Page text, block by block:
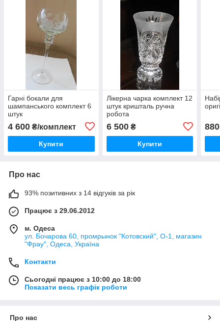
Гарні бокали для
шампанського комплект 6
штук
4 600 ₴/комплект
Купити
Лікерна чарка комплект 12
штук кришталь ручна
робота
6 500₴
Купити
880
Про нас
93% позитивних з 14 відгуків за рік
Працює з 29.06.2012
м. Одеса
ул. Бочарова 60, промрынок "Котовский", О-1, магазин
"Фрау", Одеса, Україна
Контакти
Сьогодні працює з 10:00 до 18:00
Показати весь графік роботи
Про нас